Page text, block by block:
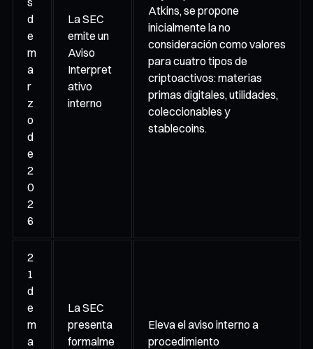
d
e
m
a
r
z
o
d
e
2
0
2
6
La SEC
emite un
Aviso
Interpret
ativo
interno
Atkins, se propone
inicialmente la no
consideración como valores
para cuatro tipos de
criptoactivos: materias
primas digitales, utilidades,
coleccionables y
stablecoins.
2
1
d
e
m
a
La SEC
presenta
formalme
Eleva el aviso interno a
procedimiento